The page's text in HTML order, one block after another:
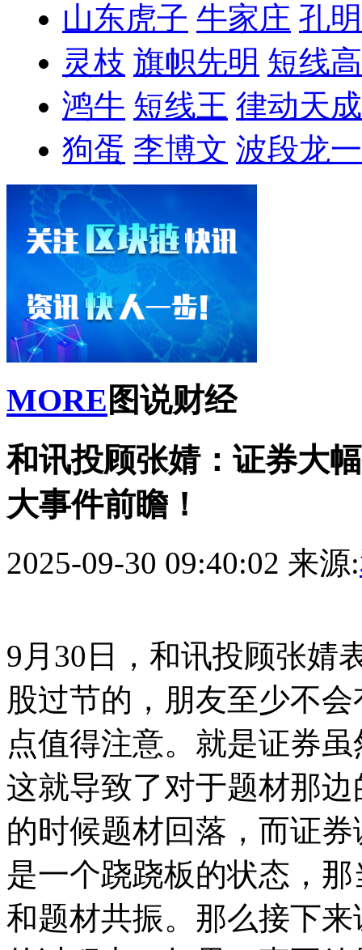
山东虎子 牛家庄 孔
灵枝 旗帜先明 短线
鸿牛 短线王 律动天成
狗蛋 李博文 波段龙一
MORE 图说财经
和讯投顾张婧：证券大
大事件前瞻！
2025-09-30 09:40:02 来源:
9月30日，和讯投顾张婧
股过节的，朋友至少不
点值得注意。就是证券
这就导致了对于题材那
的时候题材回落，而证
是一个跷跷板的状态，
和题材共振。那么接下